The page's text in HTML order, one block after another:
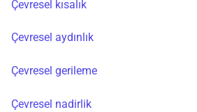
Çevresel kısalık
Çevresel aydınlık
Çevresel gerileme
Çevresel nadirlik